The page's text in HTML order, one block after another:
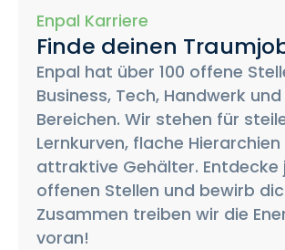
Enpal Karriere
Finde deinen
Enpal hat über 100 offene
Business, Tech, Handwerk
Bereichen. Wir stehen für
Lernkurven, flache Hierarchien
attraktive Gehälter. Entdecke
offenen Stellen und bewirb
Zusammen treiben wir die
voran!